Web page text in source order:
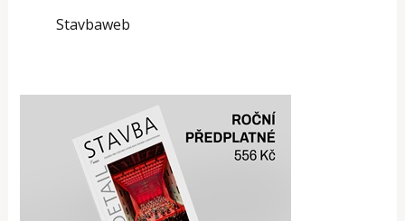
Stavbaweb